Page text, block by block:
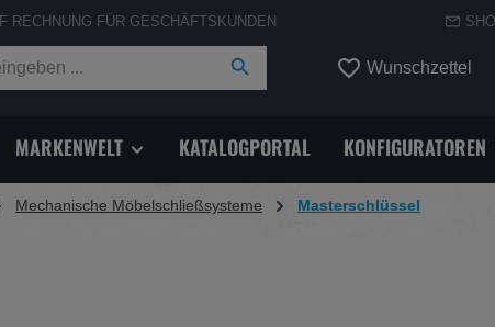
RECHNUNG FÜR GESCHÄFTSKUNDEN
Wunschzettel
MARKENWELT KATALOGPORTAL KONFIGURATOREN
Mechanische Möbelschließsysteme Masterschlüssel